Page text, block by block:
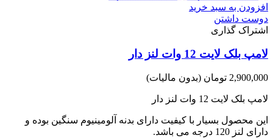
افزودن به سبد خرید
دوست داشتن
اشتراک گذاری
لامپ بلک لایت 12 وات لنز دار
2,900,000 تومان (بدون مالیات)
لامپ بلک لایت 12 وات لنز دار
این محصول بسیار با کیفیت دارای بدنه آلومینیوم سنگین بوده و
دارای لنز 120 درجه می باشد.